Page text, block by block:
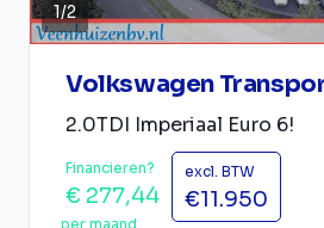
1/2
Volkswagen
2.0TDI Imperiaal Euro 6!
Financieren?
€ 277,44
per maand
excl. BTW
€11.950